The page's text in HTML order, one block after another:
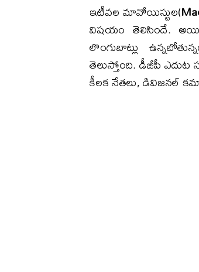
ఇటీవల మావోయిస్టుల(
విషయం తెలిసిందే.
లొంగుబాట్లు
తెలుస్తోంది. డీజీపీ ఎదుట
కీలక నేతలు, డివిజనల్